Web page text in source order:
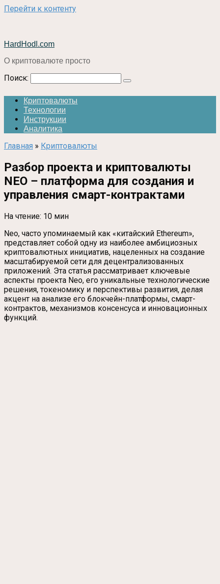
Перейти к контенту
HardHodl.com
О криптовалюте просто
Поиск:
Криптовалюты
Технологии
Инструкции
Аналитика
Главная » Криптовалюты
Разбор проекта и криптовалюты
NEO – платформа для создания и
управления смарт-контрактами
На чтение: 10 мин
Neo, часто упоминаемый как «китайский Ethereum»,
представляет собой одну из наиболее амбициозных
криптовалютных инициатив, нацеленных на создание
масштабируемой сети для децентрализованных
приложений. Эта статья рассматривает ключевые
аспекты проекта Neo, его уникальные технологические
решения, токеномику и перспективы развития, делая
акцент на анализе его блокчейн-платформы, смарт-
контрактов, механизмов консенсуса и инновационных
функций.